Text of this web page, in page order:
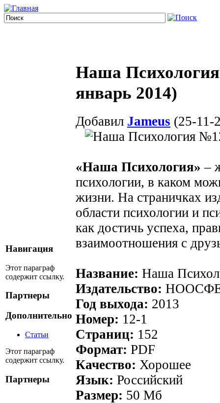
Навигация
Этот параграф
содержит ссылку.
Партнеры
Дополнительно
Статьи
Этот параграф
содержит ссылку.
Партнеры
Наша
январь 2014)
Добавил Jameus (25-11-
«Наша Психология» –
психологии, в каком
жизни. На страничках
области психологии и
как достичь успеха,
взаимоотношения с
Название: Наша
Издательство:
Год выхода: 2013
Номер: 12-1
Страниц: 152
Формат: PDF
Качество: Хорошее
Язык: Российский
Размер: 50 Мб